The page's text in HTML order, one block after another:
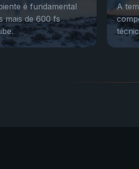
é fundamental
mais de 600 fs
A